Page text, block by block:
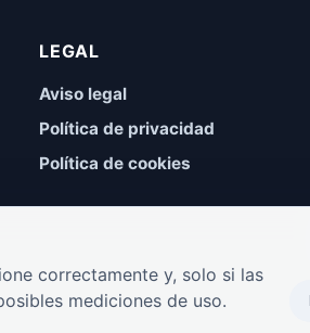
LEGAL
Aviso legal
Política de privacidad
Política de cookies
correctamente y, solo si las
mediciones de uso.